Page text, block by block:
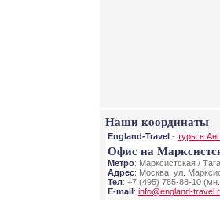
Наши координаты
England-Travel - туры в
Офис на
Метро: Марксистская /
Адрес: Москва, ул.
Тел: +7 (495) 785-88-10
E-mail: info@england-